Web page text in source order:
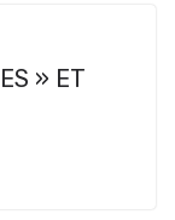
» ET